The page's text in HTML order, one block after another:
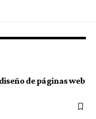
de páginas web